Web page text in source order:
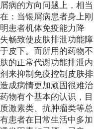
病的方向问题上，相当
：当银屑病患者身上刚
患者机体免疫能力降
畅致使皮肤排泄功能障
皮下。而所用的药物不
的正常代谢功能排泄内
来抑制免疫控制皮肤排
成病情更加顽固很难治
物有个基本的认识，目
激素类、抗肿瘤类等总
患者在日常生活中多加